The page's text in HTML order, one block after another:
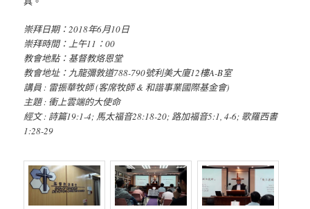
崇拜日期：2018年6月10日
崇拜時間：上午11：00
教會地點：基督教烙恩堂
教會地址：九龍彌敦道788-790號利美大廈12樓A-B室
講員 : 雷振華牧師 (客席牧師 & 和諧事業國際基金會)​
主題 : 衝上雲端的大使命
經文 : 詩篇19:1-4; 馬太福音28:18-20; 路加福音5:1, 4-6; 歌羅西書
1:28-29